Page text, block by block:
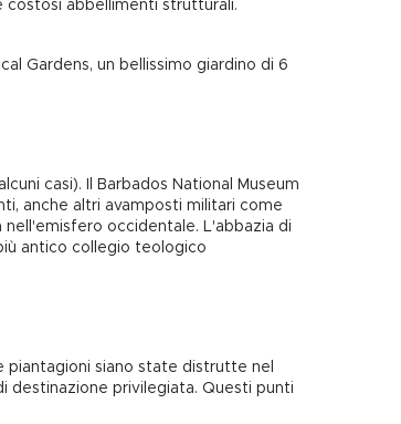
costosi abbellimenti strutturali.
Gardens, un bellissimo giardino di 6
casi). Il Barbados National Museum
anche altri avamposti militari come
nell'emisfero occidentale. L'abbazia di
antico collegio teologico
piantagioni siano state distrutte nel
destinazione privilegiata. Questi punti